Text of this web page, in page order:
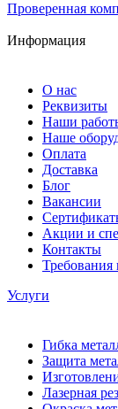
Проверенная
Информация
О нас
Реквизиты
Наши
Наше
Оплата
Доставка
Блог
Вакансии
Акции и
Контакты
Требования
Услуги
Гибка
Защита
Лазерная